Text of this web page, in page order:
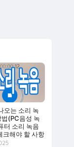
오는 소리 녹
(PC음성 녹
터 소리 녹음
크해야 할 사항